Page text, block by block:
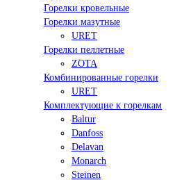
Горелки кровельные
Горелки мазутные
URET
Горелки пеллетные
ZOTA
Комбинированные горелки
URET
Комплектующие к горелкам
Baltur
Danfoss
Delavan
Monarch
Steinen